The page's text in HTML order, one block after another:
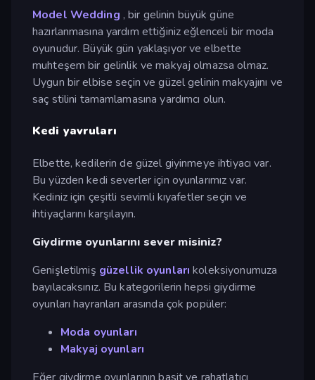
Model Wedding , bir gelinin büyük güne
hazırlanmasına yardım ettiğiniz eğlenceli bir moda
oyunudur. Büyük gün yaklaşıyor ve elbette
muhteşem bir gelinlik ve makyaj olmazsa olmaz.
Uygun bir elbise seçin ve güzel gelinin makyajını ve
saç stilini tamamlamasına yardımcı olun.
Kedi yavruları
Elbette, kedilerin de güzel giyinmeye ihtiyacı var.
Bu yüzden kedi severler için oyunlarımız var.
Kediniz için çeşitli sevimli kıyafetler seçin ve
ihtiyaçlarını karşılayın.
Giydirme oyunlarını sever misiniz?
Genişletilmiş güzellik oyunları koleksiyonumuza
bayılacaksınız. Bu kategorilerin hepsi giydirme
oyunları hayranları arasında çok popüler:
Moda oyunları
Makyaj oyunları